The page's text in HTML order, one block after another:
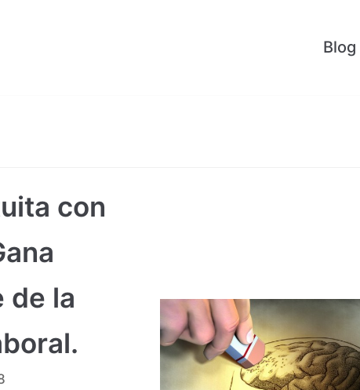
Blog
con
de la